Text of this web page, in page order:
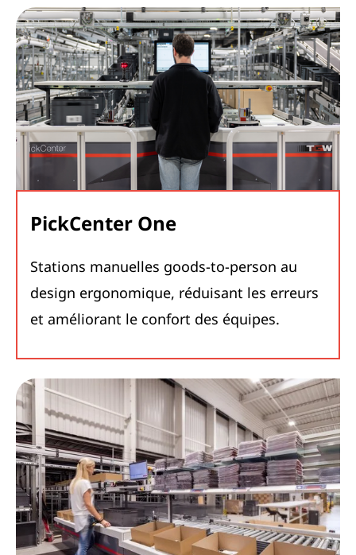
PickCenter One
Stations manuelles goods-to-person au
design ergonomique, réduisant les erreurs
et améliorant le confort des équipes.